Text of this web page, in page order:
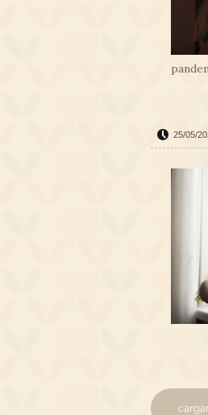
25/05/